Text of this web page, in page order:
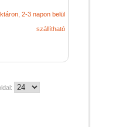
2-3 napon belül
szállítható